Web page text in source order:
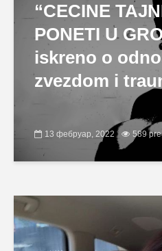
“CECINE
PONETI U
iskreno o
zvezdom i
13 фебруар, 2022 589